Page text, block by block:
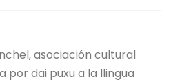
asociación cultural
por dai puxu a la llingua